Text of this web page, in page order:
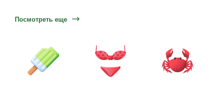
Посмотреть еще